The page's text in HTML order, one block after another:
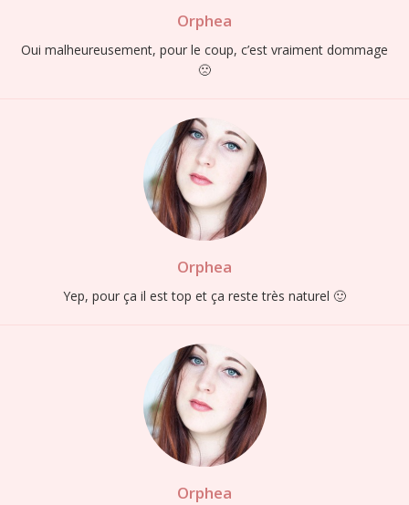
Orphea
Oui malheureusement, pour le coup, c’est vraiment dommage
🙁
Orphea
Yep, pour ça il est top et ça reste très naturel 🙂
Orphea